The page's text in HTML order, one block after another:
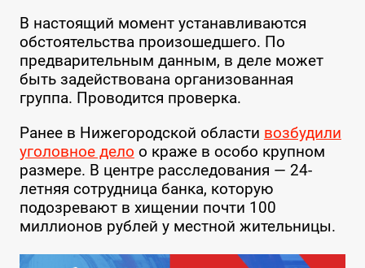
В настоящий момент устанавливаются
обстоятельства произошедшего. По
предварительным данным, в деле может
быть задействована организованная
группа. Проводится проверка.
Ранее в Нижегородской области возбудили
уголовное дело о краже в особо крупном
размере. В центре расследования — 24-
летняя сотрудница банка, которую
подозревают в хищении почти 100
миллионов рублей у местной жительницы.